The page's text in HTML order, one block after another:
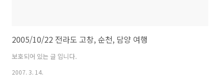
2005/10/22 전라도 고창, 순천, 담양 여행
보호되어 있는 글 입니다.
2007. 3. 14.